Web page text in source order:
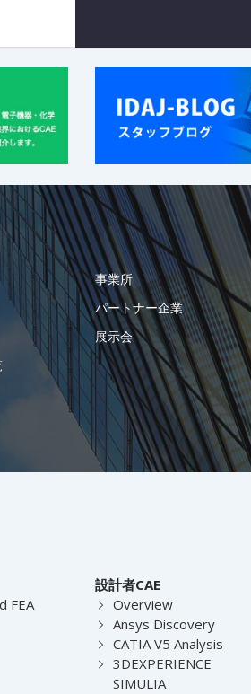
事業所
パートナー企業
展示会
FEA
設計者CAE
Overview
Ansys Discovery
CATIA V5 Analysis
3DEXPERIENCE
SIMULIA